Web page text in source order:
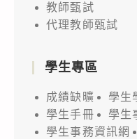
教師甄試
代理教師甄試
學生專區
成績缺曠
學生
學生手冊
學生
學生事務資訊網